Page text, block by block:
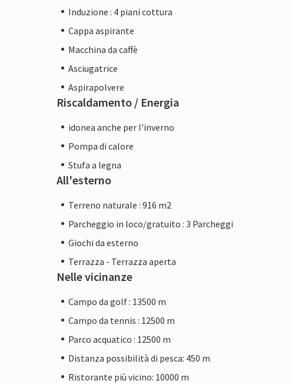
Induzione : 4 piani cottura
Cappa aspirante
Macchina da caffè
Asciugatrice
Aspirapolvere
Riscaldamento / Energia
idonea anche per l'inverno
Pompa di calore
Stufa a legna
All'esterno
Terreno naturale : 916 m2
Parcheggio in loco/gratuito : 3 Parcheggi
Giochi da esterno
Terrazza - Terrazza aperta
Nelle vicinanze
Campo da golf : 13500 m
Campo da tennis : 12500 m
Parco acquatico : 12500 m
Distanza possibilità di pesca: 450 m
Ristorante più vicino: 10000 m